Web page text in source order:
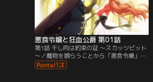
悪食令嬢と狂血公爵 第01話
第1話 干し肉は約束の証 ～スカッツビット
～／魔物を喰らうことから「悪食令嬢」と
噂され、他の貴族から避けられているマー
シャルレイド伯爵家の令嬢・メルフィエ